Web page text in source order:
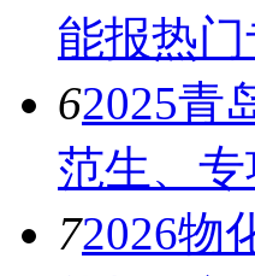
能报热
62025青
范生、
72026物